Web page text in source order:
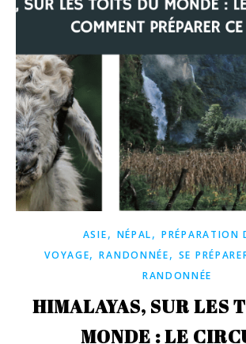
ASIE, NÉPAL,PRÉPARATION
VOYAGE,RANDONNÉE, SE
RANDONNÉE
HIMALAYAS, SUR LES
MONDE : LE